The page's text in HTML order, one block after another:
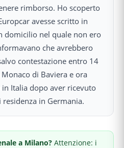
rimborso. Ho scoperto
avesse scritto in
domicilio nel quale non ero
che avrebbero
contestazione entro 14
di Baviera e ora
Italia dopo aver ricevuto
in Germania.
a Milano? Attenzione: i